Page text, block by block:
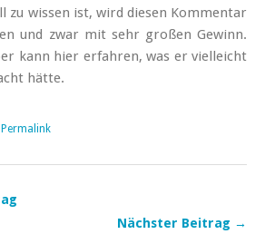
zu wissen ist, wird diesen Kommentar
und zwar mit sehr großen Gewinn.
kann hier erfahren, was er vielleicht
hätte.
Permalink
Nächster Beitrag →